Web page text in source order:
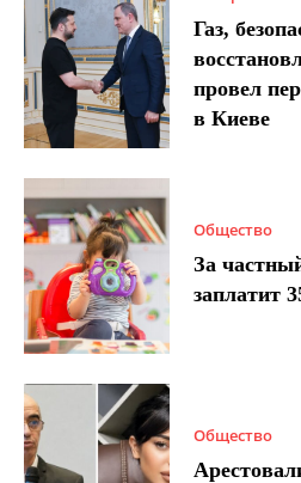
Газ,
провел
в Киеве
Общество
За
заплатит
Общество